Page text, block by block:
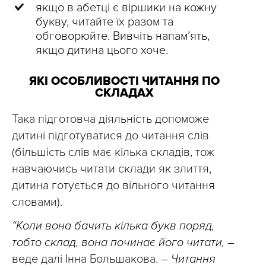
якщо в абетці є віршики на кожну
букву, читайте їх разом та
обговорюйте. Вивчіть напам’ять,
якщо дитина цього хоче.
ЯКІ ОСОБЛИВОСТІ ЧИТАННЯ ПО
СКЛАДАХ
Така підготовча діяльність допоможе
дитині підготуватися до читання слів
(більшість слів має кілька складів, тож
навчаючись читати склади як злиття,
дитина готується до вільного читання
словами).
“Коли вона бачить кілька букв поряд,
тобто склад, вона починає його читати, –
веде далі Інна Большакова. – Читання